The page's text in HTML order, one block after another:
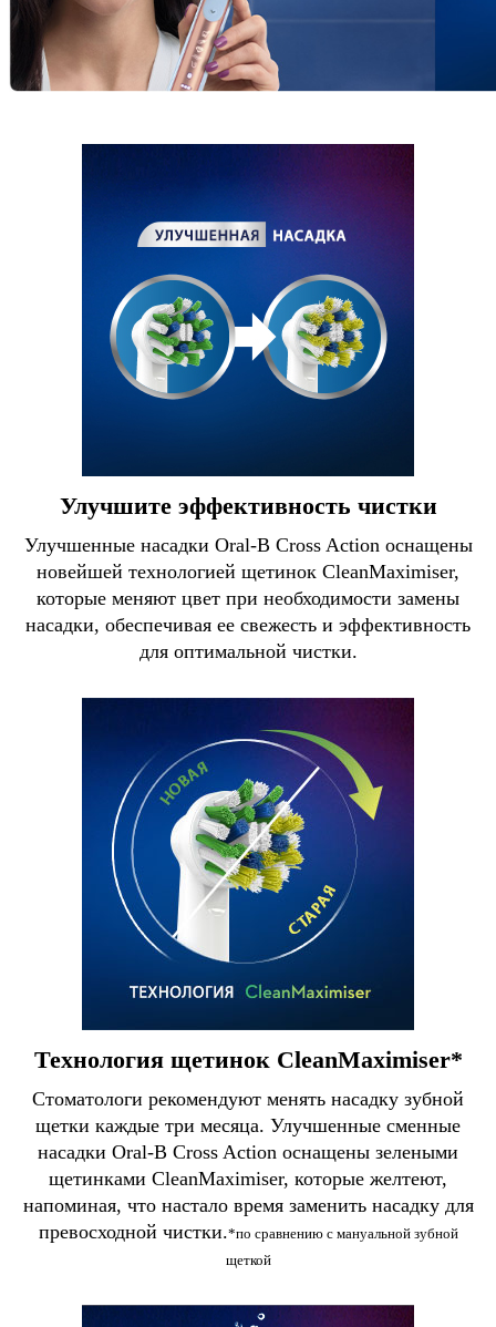
Улучшите эффективность чистки
Улучшенные насадки Oral-B Сross Action оснащены
новейшей технологией щетинок CleanMaximiser,
которые меняют цвет при необходимости замены
насадки, обеспечивая ее свежесть и эффективность
для оптимальной чистки.
Технология щетинок CleanMaximiser*
Стоматологи рекомендуют менять насадку зубной
щетки каждые три месяца. Улучшенные сменные
насадки Oral-B Cross Action оснащены зелеными
щетинками CleanMaximiser, которые желтеют,
напоминая, что настало время заменить насадку для
превосходной чистки.*по сравнению с мануальной зубной
щеткой